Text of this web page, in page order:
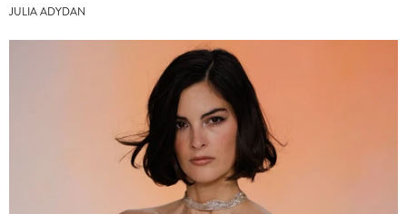
JULIA ADYDAN